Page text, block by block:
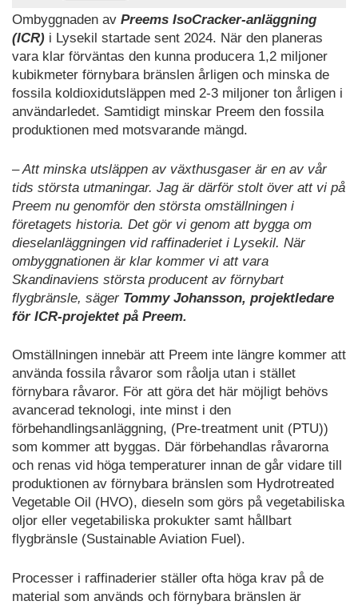
Ombyggnaden av Preems IsoCracker-anläggning
(ICR) i Lysekil startade sent 2024. När den planeras
vara klar förväntas den kunna producera 1,2 miljoner
kubikmeter förnybara bränslen årligen och minska de
fossila koldioxidutsläppen med 2-3 miljoner ton årligen i
användarledet. Samtidigt minskar Preem den fossila
produktionen med motsvarande mängd.
– Att minska utsläppen av växthusgaser är en av vår
tids största utmaningar. Jag är därför stolt över att vi på
Preem nu genomför den största omställningen i
företagets historia. Det gör vi genom att bygga om
dieselanläggningen vid raffinaderiet i Lysekil. När
ombyggnationen är klar kommer vi att vara
Skandinaviens största producent av förnybart
flygbränsle, säger Tommy Johansson, projektledare
för ICR-projektet på Preem.
Omställningen innebär att Preem inte längre kommer att
använda fossila råvaror som råolja utan i stället
förnybara råvaror. För att göra det här möjligt behövs
avancerad teknologi, inte minst i den
förbehandlingsanläggning, (Pre-treatment unit (PTU))
som kommer att byggas. Där förbehandlas råvarorna
och renas vid höga temperaturer innan de går vidare till
produktionen av förnybara bränslen som Hydrotreated
Vegetable Oil (HVO), dieseln som görs på vegetabiliska
oljor eller vegetabiliska prokukter samt hållbart
flygbränsle (Sustainable Aviation Fuel).
Processer i raffinaderier ställer ofta höga krav på de
material som används och förnybara bränslen är